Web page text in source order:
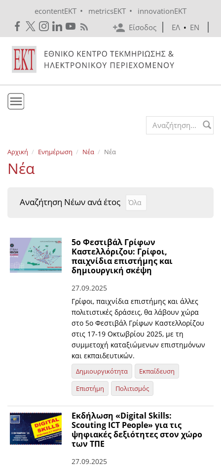
econtentEKT • metricsEKT •
innovationEKT
Είσοδος
ΕΛ • EN
Εκδόσεις
Ενημέρωση
Search form
Αρχική Ενημέρωση Νέα Νέα
Νέα
Αναζήτηση Νέων ανά έτος Αναζήτηση Νέων ανά
Year
5ο Φεστιβάλ Γρίφων
Καστελλόριζου: Γρίφοι,
παιχνίδια επιστήμης και
δημιουργική σκέψη
27.09.2025
Γρίφοι, παιχνίδια επιστήμης και άλλες
πολιτιστικές δράσεις, θα λάβουν χώρα
στο 5ο Φεστιβάλ Γρίφων Καστελλορίζου
στις 17-19 Οκτωβρίου 2025, με τη
συμμετοχή καταξιώμενων επιστημόνων
και εκπαιδευτικών.
Δημιουργικότητα
Εκπαίδευση
Επιστήμη
Πολιτισμός
Eκδήλωση «Digital Skills:
Scouting ICT People» για τις
ψηφιακές δεξιότητες στον χώρο
των ΤΠΕ
27.09.2025